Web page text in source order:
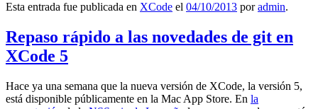
Esta entrada fue publicada en XCode el 04/10/2013 poradmin.
Repaso rápido a las novedades de git en
XCode 5
Hace ya una semana que la nueva versión de XCode, la versión 5,
está disponible públicamente en la Mac App Store. En la